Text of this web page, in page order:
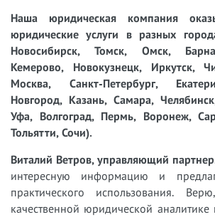
Наша юридическая компания
юридические услуги в разных
Новосибирск, Томск, Омск,
Кемерово, Новокузнецк, Иркутск,
Москва, Санкт-Петербург,
Новгород, Казань, Самара,
Уфа, Волгоград, Пермь, Воронеж,
Тольятти, Сочи).
Виталий Ветров, управляющий
интересную информацию и
практического использования.
качественной юридической